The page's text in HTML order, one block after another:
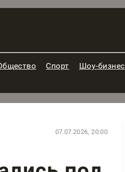
Спорт Шоу-бизнес
07.07.2026, 20:00